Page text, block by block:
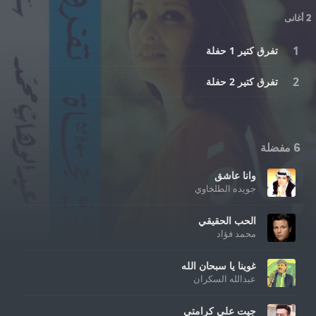
2 أغانى
تفرق كتير 1 حفلة
تفرق كتير 2 حفلة
6 مفضلة
وانا عاشق
جويده الطلخاوي
الحب الحقيقي
محمد فؤاد
غوينا يا سبحان الله
عبدالله السكران
جيت علي كرامتي